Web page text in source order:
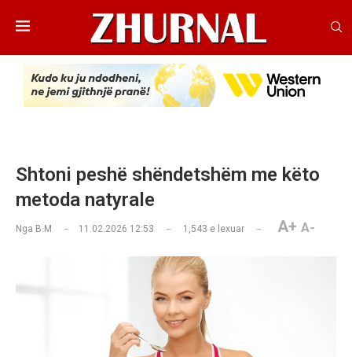
Shtoni peshë shëndetshëm me këto
metoda natyrale
Nga B.M 11.02.2026 12:53 1,543 e lexuar A+ A-